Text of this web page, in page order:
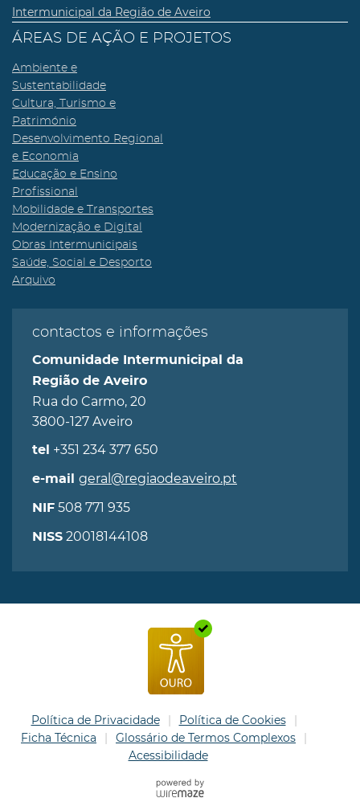
Intermunicipal da Região de Aveiro
ÁREAS DE AÇÃO E PROJETOS
Ambiente e
Sustentabilidade
Cultura, Turismo e
Património
Desenvolvimento Regional
e Economia
Educação e Ensino
Profissional
Mobilidade e Transportes
Modernização e Digital
Obras Intermunicipais
Saúde, Social e Desporto
Arquivo
contactos e informações
Comunidade Intermunicipal da
Região de Aveiro
Rua do Carmo, 20
3800-127 Aveiro
tel +351 234 377 650
e-mail geral@regiaodeaveiro.pt
NIF 508 771 935
NISS 20018144108
Política de Privacidade
Política de Cookies
Ficha Técnica
Glossário de Termos Complexos
Acessibilidade